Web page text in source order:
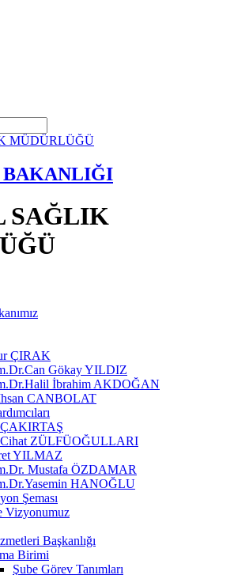
BAKANLIĞI
SAĞLIK
ÇIRAK
Gökay YILDIZ
İbrahim AKDOĞAN
CANBOLAT
ZÜLFÜOĞULLARI
YILMAZ
Mustafa ÖZDAMAR
HANOĞLU
Şeması
Vizyonumuz
Başkanlığı
Birimi
Şube Görev Tanımları